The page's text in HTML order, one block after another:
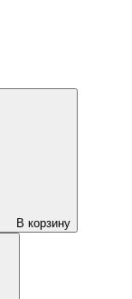
В корзину